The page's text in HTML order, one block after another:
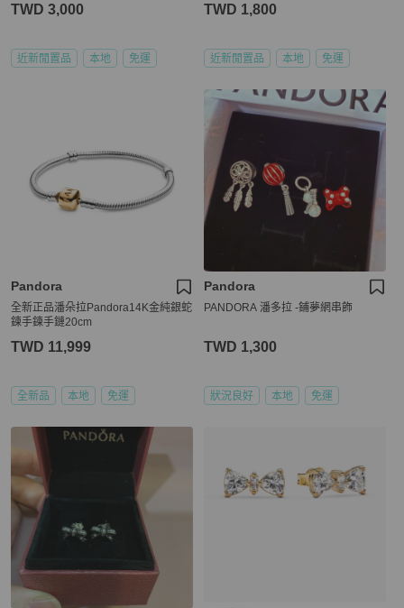
TWD 3,000
近新閒置品 本地 免運
TWD 1,800
近新閒置品 本地 免運
Pandora
全新正品潘朵拉Pandora14K金純銀蛇
鍊手鍊手鏈20cm
TWD 11,999
全新品 本地 免運
Pandora
PANDORA 潘多拉 -鋪夢網串飾
TWD 1,300
狀況良好 本地 免運